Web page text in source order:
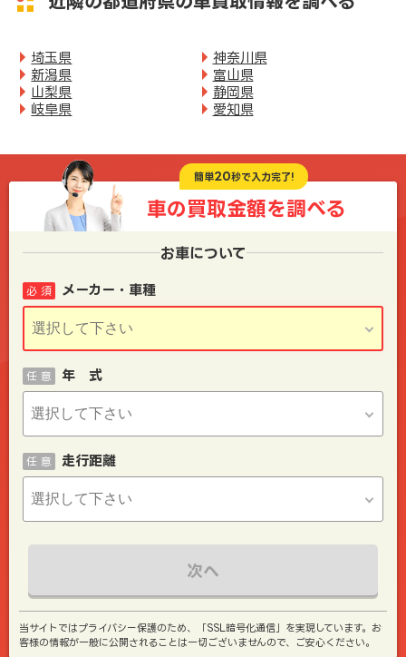
埼玉県
神奈川県
新潟県
富山県
山梨県
静岡県
岐阜県
愛知県
簡単20秒で入力完了!
車の買取金額を調べる
お車について
メーカー・車種
必 須
年 式
任 意
走行距離
任 意
次へ
当サイトではプライバシー保護のため、「SSL暗号化通信」を実現しています。お
客様の情報が一般に公開されることは一切ございませんので、ご安心ください。